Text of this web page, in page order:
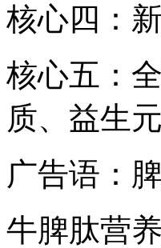
核心四：
核心五：
质、益生
广告语：
牛脾肽营